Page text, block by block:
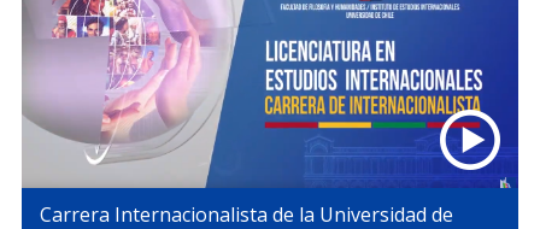
Carrera Internacionalista de la Universidad de